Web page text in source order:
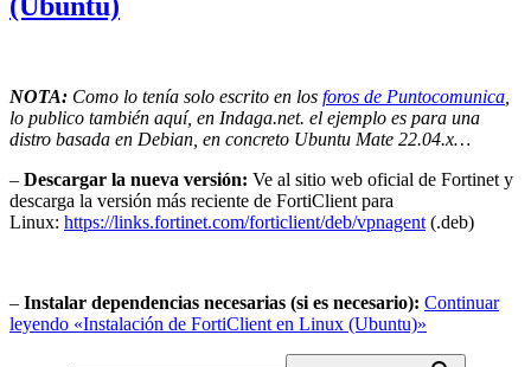
NOTA: Como lo tenía solo escrito en los foros de Puntocomunica
lo publico también aquí, en Indaga.net. el ejemplo es para una
distro basada en Debian, en concreto Ubuntu Mate 22.04.x…
– Descargar la nueva versión: Ve al sitio web oficial de Fortinet y
descarga la versión más reciente de FortiClient para
Linux: https://links.fortinet.com/forticlient/deb/vpnagent (.deb)
– Instalar dependencias necesarias (si es necesario): Continuar
leyendo «Instalación de FortiClient en Linux (Ubuntu)»